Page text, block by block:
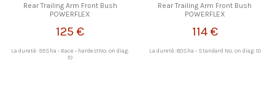
Rear Trailing Arm Front Bush
POWERFLEX
125 €
La dureté: 95Sha - Race - hardestNo. on diag:
10
Rear Trailing Arm Front Bush
POWERFLEX
114 €
La dureté: 80Sha - Standard No. on diag: 10